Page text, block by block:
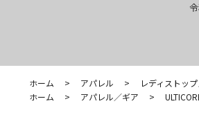
ホーム > アパレル > レディストップ
ホーム
> アパレル／ギア >